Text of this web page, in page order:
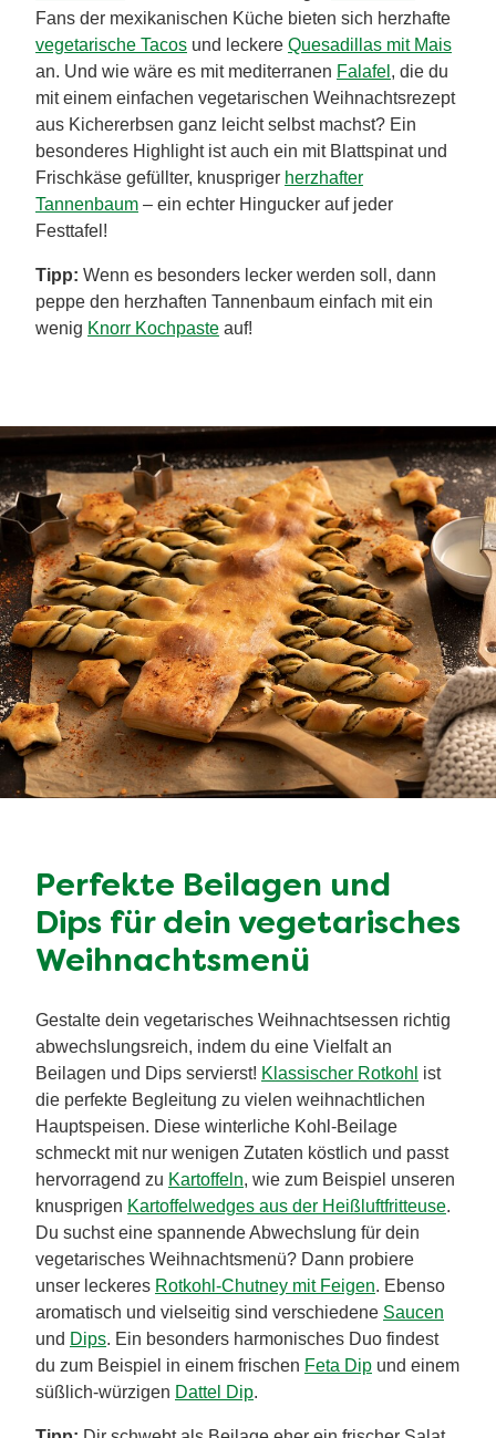
Hauptgang:Vegetarisches Geschnetzeltes mit
Knödeln und Rotkohl
Dessert: Saftige Bratäpfel
Vegetarisches Weihnachtsmenü 2:
Vorspeise:Cremige Maronensuppe
Hauptgang:Cremiges Pilzrisotto
Dessert: Tiramisu mit Spekulatius
vegetarische Ernährung informieren? Unser
Kochratgeberbietet dir einen klaren Überblick und
hilfreiche Infos!
Veggie-Inspiration:
Weihnachtsessen aus aller
Welt
Für festliche vegetarische Hauptgerichte kannst du
dich wunderbar von Rezepten aus aller Welt
inspirieren lassen. Besonders lecker als vegetarische
Gerichte zu Weihnachten sind verschiedeneAntipasti-
Variationenoder mit Gemüse belegteBruschetta. Für
Fans der mexikanischen Küche bieten sich herzhafte
vegetarische Tacosund leckereQuesadillas mit Mais
aus Kichererbsen ganz leicht selbst machst? Ein
besonderes Highlight ist auch ein mit Blattspinat und
Frischkäse gefüllter, knusprigerherzhafter
Tannenbaum
– ein echter Hingucker auf jeder
Festtafel!
Tipp:Wenn es besonders lecker werden soll, dann
peppe den herzhaften Tannenbaum einfach mit ein
wenigKnorr Kochpasteauf!